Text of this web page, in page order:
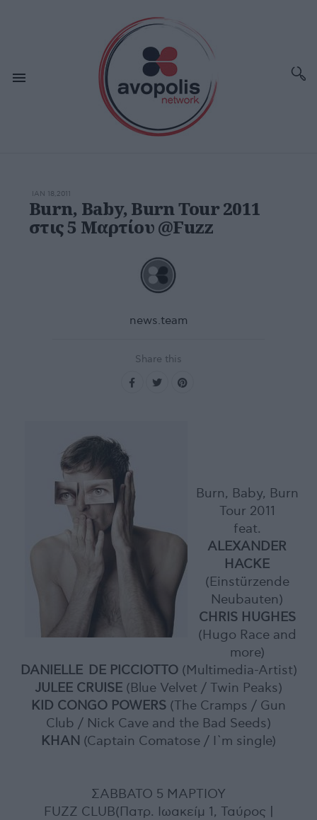
ΙΑΝ 18,2011
Burn, Baby, Burn Tour 2011
στις 5 Μαρτίου @Fuzz
news.team
Share this
Burn, Baby, Burn
Tour 2011
feat.
ALEXANDER
HACKE
(Einstürzende
Neubauten)
CHRIS HUGHES
(Hugo Race and
more)
DANIELLEDE PICCIOTTO(Multimedia-Artist)
JULEE CRUISE (Blue Velvet / Twin Peaks)
KID CONGO POWERS (The Cramps / Gun
Club / Nick Cave and the Bad Seeds)
KHAN (Captain Comatose / I`m single)
ΣΑΒΒΑΤΟ 5 ΜΑΡΤΙΟΥ
FUZZ CLUB(Πατρ. Ιωακείμ 1, Ταύρος |